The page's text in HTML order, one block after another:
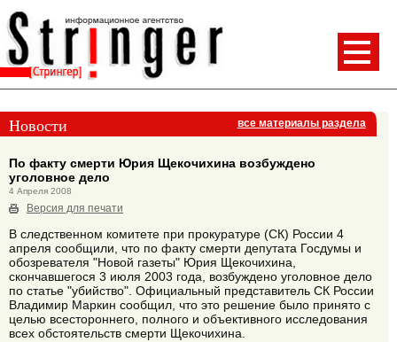
Новости все материалы раздела
По факту смерти Юрия Щекочихина возбуждено
уголовное дело
4 Апреля 2008
Версия для печати
В следственном комитете при прокуратуре (СК) России 4
апреля сообщили, что по факту смерти депутата Госдумы и
обозревателя "Новой газеты" Юрия Щекочихина,
скончавшегося 3 июля 2003 года, возбуждено уголовное дело
по статье "убийство". Официальный представитель СК России
Владимир Маркин сообщил, что это решение было принято с
целью всестороннего, полного и объективного исследования
всех обстоятельств смерти Щекочихина.